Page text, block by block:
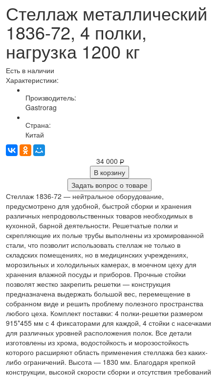
Стеллаж металлический
1836-72, 4 полки,
нагрузка 1200 кг
Есть в наличии
Характеристики:
Производитель:
Gastrorag
Страна:
Китай
34 000 Р
В корзину
Задать вопрос о товаре
Стеллаж 1836-72 — нейтральное оборудование,
предусмотрено для удобной, быстрой сборки и хранения
различных непродовольственных товаров необходимых в
кухонной, барной деятельности. Решетчатые полки и
скрепляющие их полые трубы выполнены из хромированной
стали, что позволит использовать стеллаж не только в
складских помещениях, но в медицинских учреждениях,
морозильных и холодильных камерах, в моечном цеху для
хранения влажной посуды и приборов. Прочные стойки
позволят жестко закрепить решетки — конструкция
предназначена выдержать большой вес, перемещение в
собранном виде и решить проблему полезного пространства
любого цеха. Комплект поставки: 4 полки-решетки размером
915*455 мм с 4 фиксаторами для каждой, 4 стойки с насечками
для различных уровней расположения полок. Все детали
изготовлены из хрома, водостойкость и морозостойкость
которого расширяют область применения стеллажа без каких-
либо ограничений. Высота — 1830 мм. Благодаря крепкой
конструкции, высокой скорости сборки и отсутствия требований